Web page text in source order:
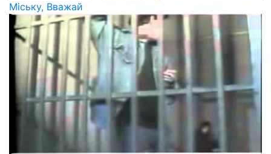
Міську, Вважай